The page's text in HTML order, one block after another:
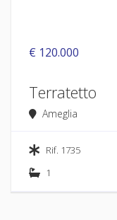
€ 120.000
Terratetto
Ameglia
Rif. 1735
1